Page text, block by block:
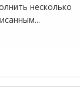
несколько